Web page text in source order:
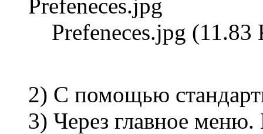
Prefeneces.jpg
2) С помощью
3) Через главное